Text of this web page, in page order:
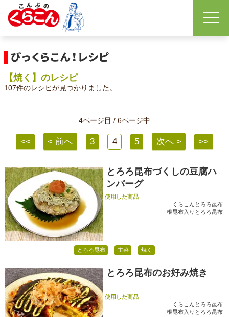
【焼く】のレシピ
107件のレシピが見つかりました。
4ページ目 / 6ページ中
<< < 前へ 3 4 5 次へ > >>
とろろ昆布づくしの豆腐ハ
ンバーグ
使用した商品
くらこんとろろ昆布
根昆布入りとろろ昆布
とろろ昆布 主菜 焼く
とろろ昆布のお好み焼き
使用した商品
くらこんとろろ昆布
根昆布入りとろろ昆布